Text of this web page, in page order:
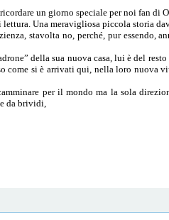
un giorno speciale per noi fan di
Una meravigliosa piccola storia
stavolta no, perché, pur essendo,
della sua nuova casa, lui è del
come si è arrivati qui, nella loro nuova
per il mondo ma la sola
da brividi,